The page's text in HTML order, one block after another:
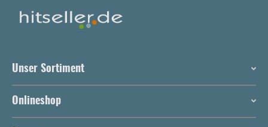
Unser Sortiment
Onlineshop